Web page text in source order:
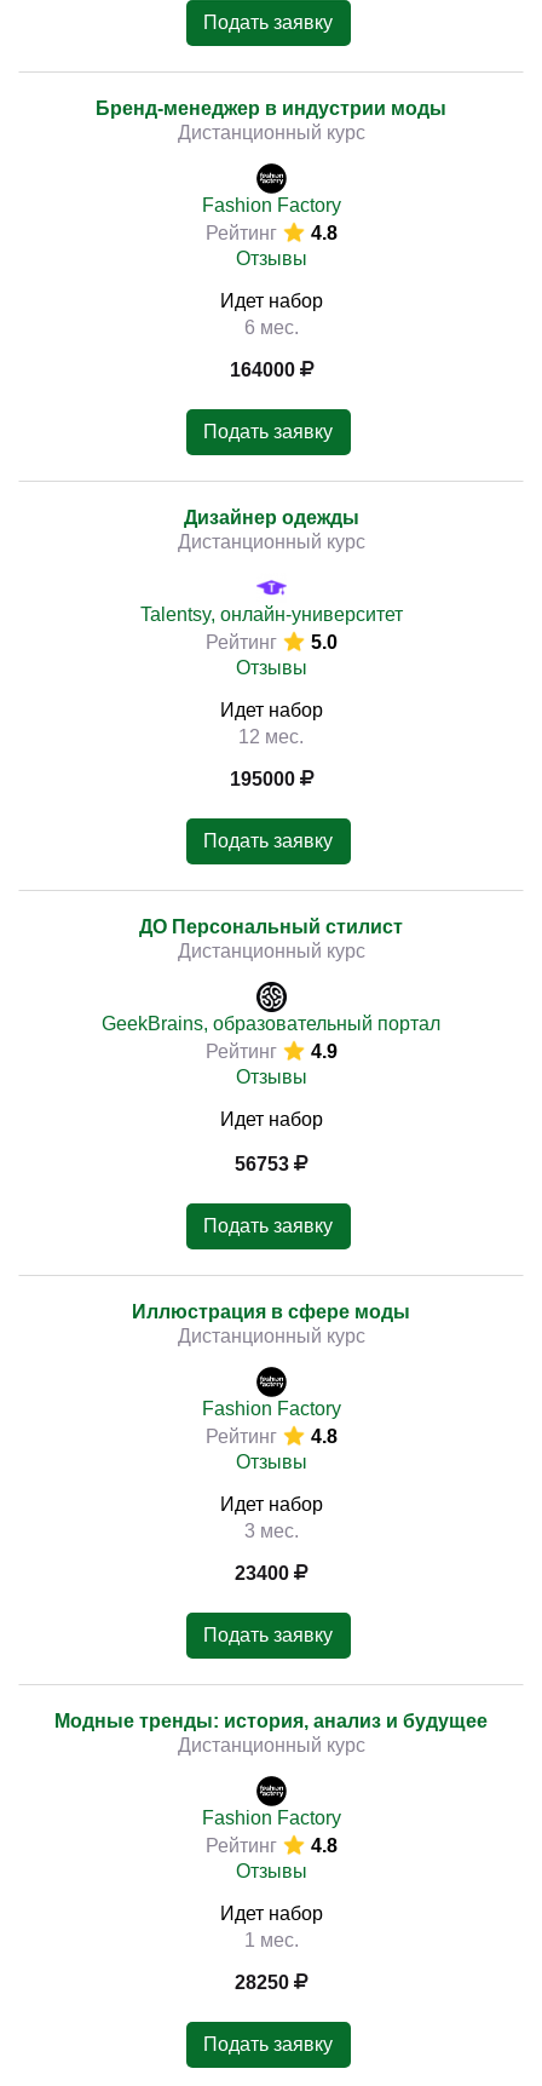
Подать заявку
Бренд-менеджер в индустрии моды
Дистанционный курс
Fashion Factory
Рейтинг
4.8
Отзывы
Идет набор
6 мес.
164000
Подать заявку
Дизайнер одежды
Дистанционный курс
Talentsy, онлайн-университет
Рейтинг
5.0
Отзывы
Идет набор
12 мес.
195000
Подать заявку
ДО Персональный стилист
Дистанционный курс
GeekBrains, образовательный портал
Рейтинг
4.9
Отзывы
Идет набор
56753
Подать заявку
Иллюстрация в сфере моды
Дистанционный курс
Fashion Factory
Рейтинг
4.8
Отзывы
Идет набор
3 мес.
23400
Подать заявку
Модные тренды: история, анализ и будущее
Дистанционный курс
Fashion Factory
Рейтинг
4.8
Отзывы
Идет набор
1 мес.
28250
Подать заявку